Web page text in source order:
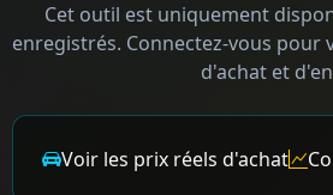
Cet outil est uniquement
enregistrés. Connectez-vous pour
d'achat et
Voir les prix réels d'achat